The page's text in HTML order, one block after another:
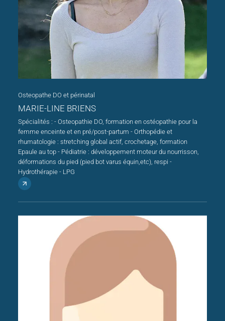
Osteopathe DO et périnatal
MARIE-LINE BRIENS
Spécialités : - Osteopathie DO, formation en ostéopathie pour la
femme enceinte et en pré/post-partum - Orthopédie et
rhumatologie : stretching global actif, crochetage, formation
Epaule au top - Pédiatrie : développement moteur du nourrisson,
déformations du pied (pied bot varus équin,etc), respi -
Hydrothérapie - LPG